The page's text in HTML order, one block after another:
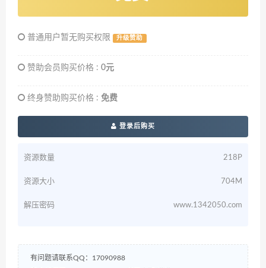
普通用户暂无购买权限 升级赞助
赞助会员购买价格 : 0元
终身赞助购买价格 : 免费
登录后购买
资源数量 218P
资源大小 704M
解压密码 www.1342050.com
有问题请联系QQ：17090988